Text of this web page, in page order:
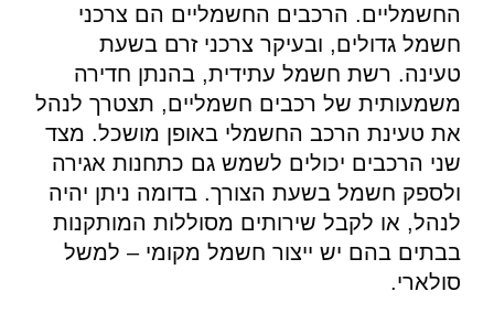
החשמליים. הרכבים החשמליים הם צרכני
חשמל גדולים, ובעיקר צרכני זרם בשעת
טעינה. רשת חשמל עתידית, בהנתן חדירה
משמעותית של רכבים חשמליים, תצטרך לנהל
את טעינת הרכב החשמלי באופן מושכל. מצד
שני הרכבים יכולים לשמש גם כתחנות אגירה
ולספק חשמל בשעת הצורך. בדומה ניתן יהיה
לנהל, או לקבל שירותים מסוללות המותקנות
בבתים בהם יש ייצור חשמל מקומי – למשל
סולארי.